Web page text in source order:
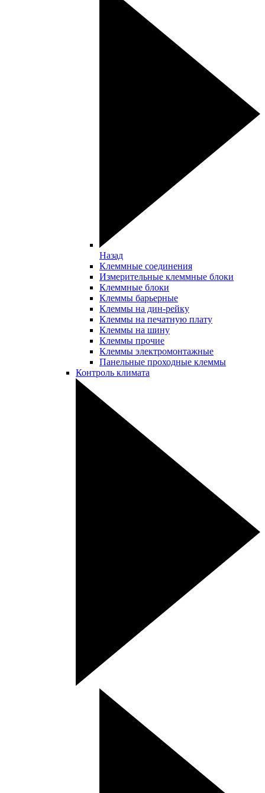
Назад
Клеммные соединения
Измерительные клеммные блоки
Клеммные блоки
Клеммы барьерные
Клеммы на дин-рейку
Клеммы на печатную плату
Клеммы на шину
Клеммы прочие
Клеммы электромонтажные
Панельные проходные клеммы
Контроль климата